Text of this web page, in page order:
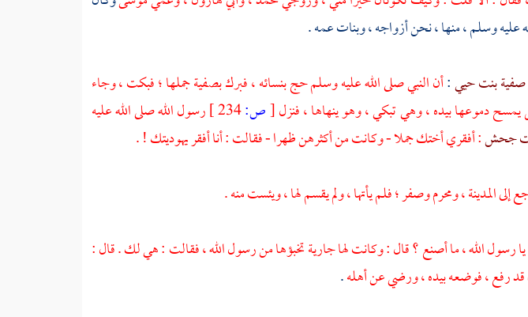
عليه وسلم ، منها ، نحن أزواجه ، وبنات عمه .
صفية بنت حيي:أن النبي صلى الله عليه وسلم حج بنسائه ، فبركبصفيةجملها ؛ فبكت ، وجاء
دموعها بيده ، وهي تبكي ، وهو ينهاها ، فنزل[ص:
رسول الله صلى الله عليه
جحش: أفقري أختك جملا - وكانت من أكثرهن ظهرا - فقالت : أنا أفقر يهوديتك ! .
إلىالمدينة، ومحرم وصفر ؛ فلم يأتها ، ولم يقسم لها ، ويئست منه .
يا رسول الله ، ما أصنع ؟ قال : وكانت لها جارية تخبؤها من رسول الله ، فقالت : هي لك . قال :
قد رفع ، فوضعه بيده ، ورضي عن أهله.